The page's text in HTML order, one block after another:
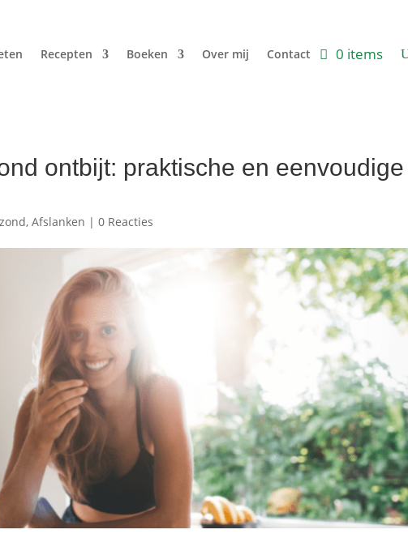
Recepten Boeken Over mij Contact 0 items
ontbijt: praktische en eenvoudige
,Afslanken |0 Reacties